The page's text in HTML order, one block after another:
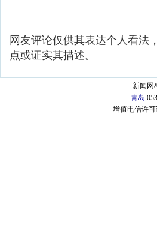
网友评论仅供其表达个人看法
点或证实其描述。